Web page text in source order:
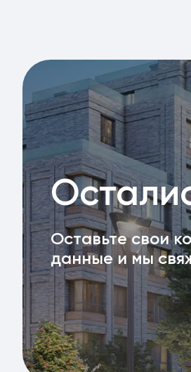
Оставьте свои
данные и мы